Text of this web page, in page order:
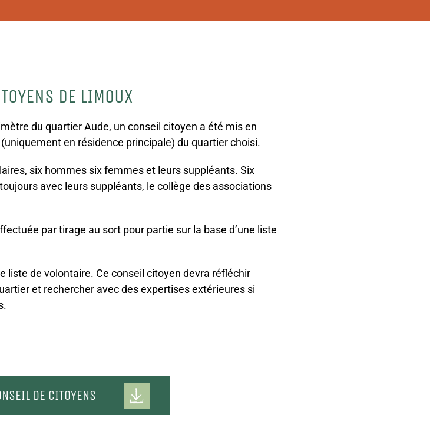
DE LIMOUX
du quartier Aude, un conseil citoyen a été mis en
en résidence principale) du quartier choisi.
six hommes six femmes et leurs suppléants. Six
avec leurs suppléants, le collège des associations
par tirage au sort pour partie sur la base d’une liste
liste de volontaire. Ce conseil citoyen devra réfléchir
et rechercher avec des expertises extérieures si
DE CITOYENS